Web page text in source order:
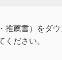
推薦書）をダ
ださい。